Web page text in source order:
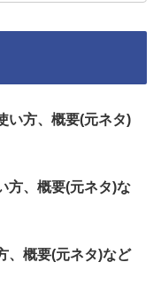
い方、概要(元ネタ)
方、概要(元ネタ)な
、概要(元ネタ)など